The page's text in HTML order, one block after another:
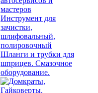
мастеров
Инструмент для
зачистки,
шлифовальный,
полировочный
Шланги и трубки для
шприцев. Смазочное
оборудование.